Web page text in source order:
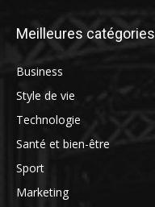
Meilleures catégories
Business
Style de vie
Technologie
Santé et bien-être
Sport
Marketing